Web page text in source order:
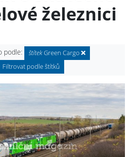
železnici
podle:
štítekGreen Cargo
Filtrovat podle štítků